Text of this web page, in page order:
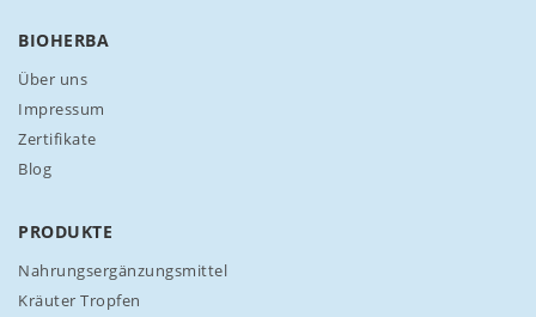
u
n
r
e
e
w
s
BIOHERBA
Über uns
Impressum
Zertifikate
Blog
PRODUKTE
Nahrungsergänzungsmittel
Kräuter Tropfen